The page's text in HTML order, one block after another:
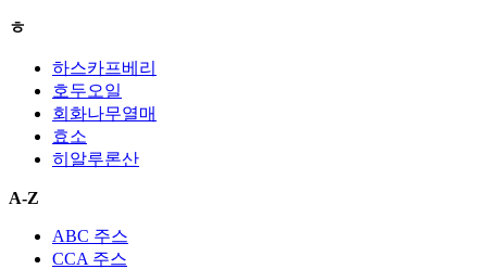
ㅎ
하스카프베리
호두오일
회화나무열매
효소
히알루론산
A-Z
ABC 주스
CCA 주스